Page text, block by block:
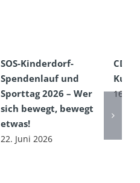
SOS-Kinderdorf-
Spendenlauf und
Sporttag 2026 – Wer
sich bewegt, bewegt
etwas!
22. Juni 2026
CDSC
16.